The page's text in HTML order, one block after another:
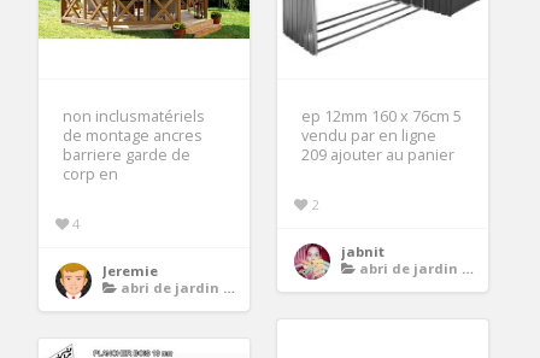
non inclusmatériels
de montage ancres
barriere garde de
corp en
4
Jeremie
abri de jardin avec plancher
ep 12mm 160 x 76cm 5
vendu par en ligne
209 ajouter au panier
2
jabnit
abri de jardin avec plancher